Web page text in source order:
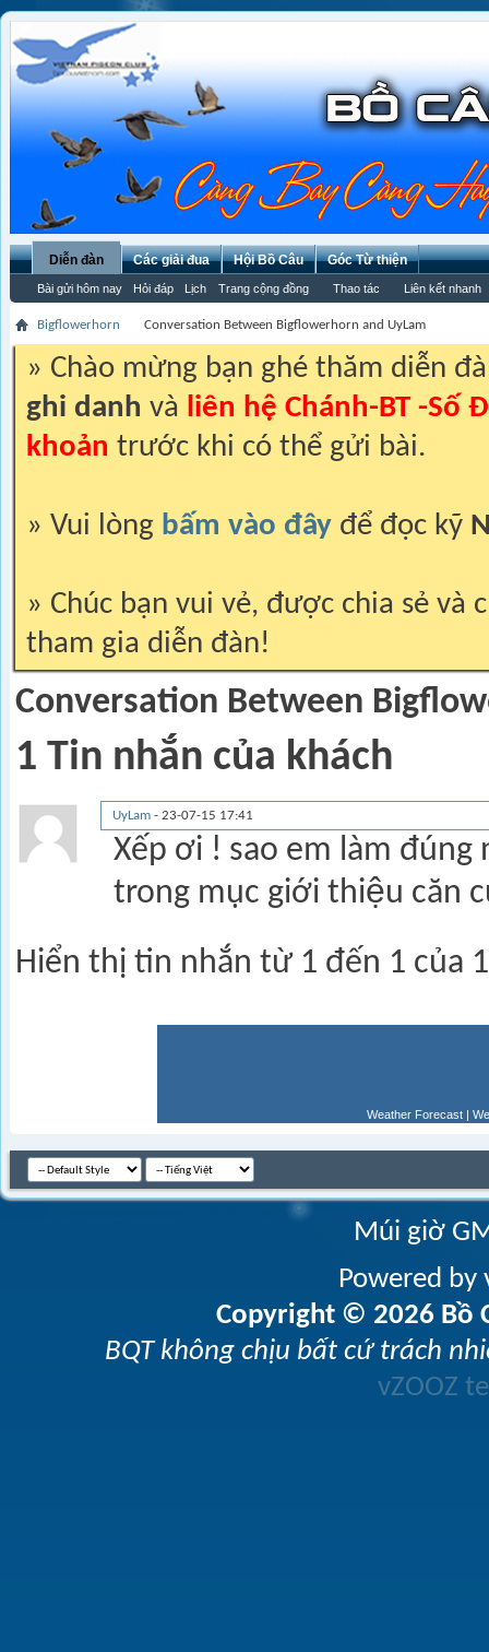
Diễn đàn
Bài gửi hôm nay Hỏi đáp Lịch Trang cộng đồng Thao tác Liên kết nhanh
Các giải đua Hội Bồ Câu Góc Từ thiện
Bigflowerhorn Conversation Between Bigflowerhorn and UyLam
» Chào mừng bạn ghé thăm diễn
ghi danh và liên hệ Chánh-BT -Số
khoản trước khi có thể gửi bài.
» Vui lòng bấm vào đây để đọc kỹ
» Chúc bạn vui vẻ, được chia sẻ và
tham gia diễn đàn!
Conversation Between
1 Tin nhắn của khách
UyLam - 23-07-15 17:41
Xếp ơi ! sao em làm
trong mục giới thiệu căn
Hiển thị tin nhắn từ 1 đến 1 của 1
Weather Forecast |
Múi giờ
Powered
Copyright © 2026 Bồ
BQT không chịu bất cứ trách
vZOOZ